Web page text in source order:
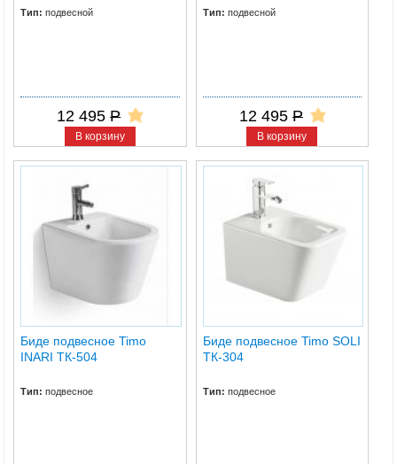
Тип: подвесной
12 495Р
В корзину
Тип: подвесной
12 495Р
В корзину
Биде подвесное Timo
INARI ТК-504
Тип: подвесное
Биде подвесное Timo SOLI
ТК-304
Тип: подвесное